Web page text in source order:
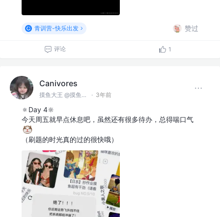
青训营-快乐出发 赞过
评论 1
Canivores
摸鱼大王 @摸鱼公司 · 3年前
🔅Day 4🔆
今天周五就早点休息吧，虽然还有很多待办，总得喘口气
（刷题的时光真的过的很快哦）